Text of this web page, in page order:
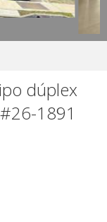
dúplex
1891